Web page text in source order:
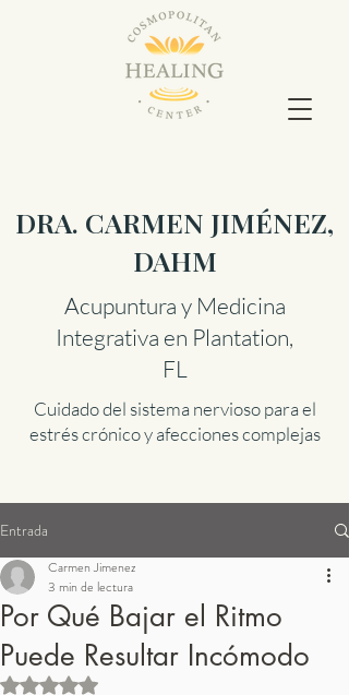
DRA. CARMEN JIMÉNEZ,
DAHM
Acupuntura y Medicina
Integrativa en Plantation,
FL
Cuidado del sistema nervioso para el
estrés crónico y afecciones complejas
Entrada
Por Qué Bajar el Ritmo
Puede Resultar Incómodo
Carmen Jimenez
3 min de lectura
Obtuvo NaN de 5 estrellas.